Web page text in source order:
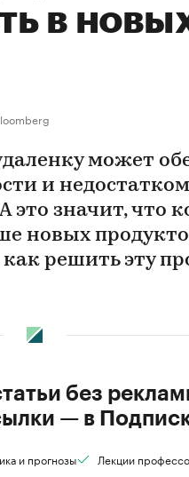
в
может
и недостатком
это значит, что
новых
решить эту
без
— в
и прогнозы Лекции